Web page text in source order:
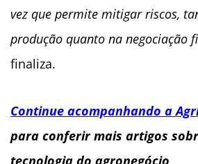
vez que permite mitigar riscos,
produção quanto na negociação
finaliza.
Continue acompanhando a
para conferir mais artigos
tecnologia do agronegócio